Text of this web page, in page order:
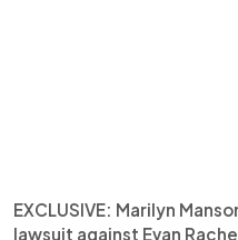
EXCLUSIVE: Marilyn
lawsuit against Evan